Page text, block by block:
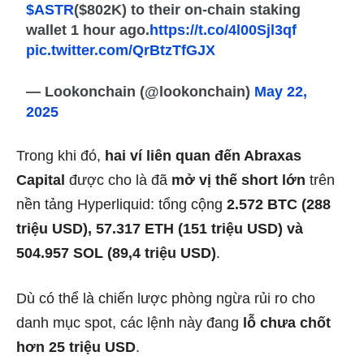
$ASTR($802K) to their on-chain staking
wallet 1 hour ago.https://t.co/4l00Sjl3qf
pic.twitter.com/QrBtzTfGJX
— Lookonchain (@lookonchain) May 22,
2025
Trong khi đó, hai ví liên quan đến Abraxas
Capital được cho là đã mở vị thế short lớn trên
nền tảng Hyperliquid: tổng cộng 2.572 BTC (288
triệu USD), 57.317 ETH (151 triệu USD) và
504.957 SOL (89,4 triệu USD).
Dù có thể là chiến lược phòng ngừa rủi ro cho
danh mục spot, các lệnh này đang lỗ chưa chốt
hơn 25 triệu USD.